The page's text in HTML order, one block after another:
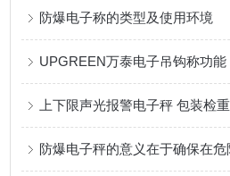
防爆电子称的类型及使用环境
UPGREEN万泰电子吊钩称功能
上下限声光报警电子秤 包装检
防爆电子秤的意义在于确保在